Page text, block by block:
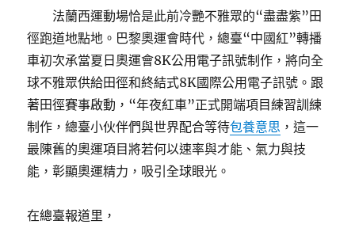
法蘭西運動場恰是此前冷艷不雅眾的“盡盡紫”田
徑跑道地點地。巴黎奧運會時代，總臺“中國紅”轉播
車初次承當夏日奧運會8K公用電子訊號制作，將向全
球不雅眾供給田徑和終結式8K國際公用電子訊號。跟
著田徑賽事啟動，“年夜紅車”正式開端項目練習訓練
制作，總臺小伙伴們與世界配合等待包養意思 ，這一
最陳舊的奧運項目將若何以速率與才能、氣力與技
能，彰顯奧運精力，吸引全球眼光。
在總臺報道里，